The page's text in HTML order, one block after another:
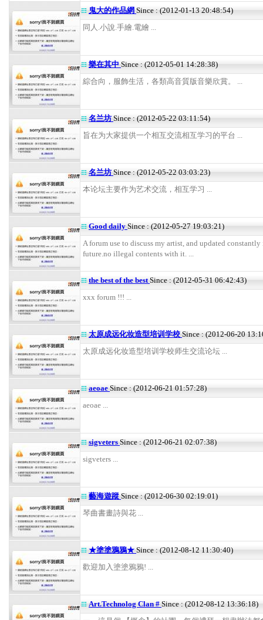
鬼大的作品網 Since : (2012-01-13 20:48:54)
同人.小說.手繪.電繪 ...
樂在其中 Since : (2012-05-01 14:28:38)
綜合向，服飾生活，各類高音質版音樂欣賞。 ...
名兰坊 Since : (2012-05-22 03:11:54)
旨在为大家提供一个相互交流相互学习的平台 ...
名兰坊 Since : (2012-05-22 03:03:23)
本论坛主要作为艺术交流，相互学习 ...
Good daily Since : (2012-05-27 19:03:21)
A forum use to discuss my artist, and updated constantly
future.no illegal contents with it. ...
the best of the bestSince : (2012-05-31 06:42:43)
xxx forum !!! ...
太原成远化妆造型培训学校 Since : (2012-06-20
太原成远化妆造型培训学校师生交流论坛 ...
aeoae Since : (2012-06-21 01:57:28)
aeoae ...
sigveters Since : (2012-06-21 02:07:38)
sigveters ...
藝海遊蹤 Since : (2012-06-30 02:19:01)
琴曲書畫詩與花 ...
★塗塗鴉鴉★ Since : (2012-08-12 11:30:40)
歡迎加入塗塗鴉鴉! ...
Art.Technolog Clan # Since : (2012-08-12 13:36:18)